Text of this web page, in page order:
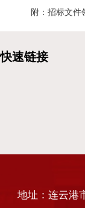
附： 招标文件
地址：连云港